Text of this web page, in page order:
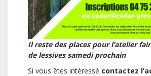
Il reste des places pour l’atelier
de lessives samedi prochain
Si vous êtes intéressé contactez